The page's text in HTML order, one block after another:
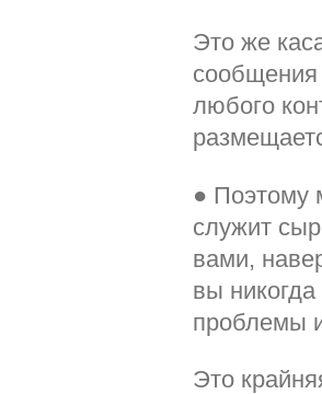
Это же
сообщения
любого
● Поэтому
служит
вами,
вы
проблемы
Это